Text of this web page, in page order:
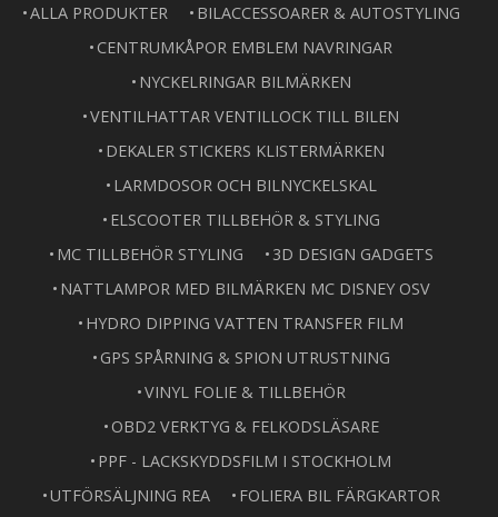
ALLA PRODUKTER
BILACCESSOARER & AUTOSTYLING
CENTRUMKÅPOR EMBLEM NAVRINGAR
NYCKELRINGAR BILMÄRKEN
VENTILHATTAR VENTILLOCK TILL BILEN
DEKALER STICKERS KLISTERMÄRKEN
LARMDOSOR OCH BILNYCKELSKAL
ELSCOOTER TILLBEHÖR & STYLING
MC TILLBEHÖR STYLING
3D DESIGN GADGETS
NATTLAMPOR MED BILMÄRKEN MC DISNEY OSV
HYDRO DIPPING VATTEN TRANSFER FILM
GPS SPÅRNING & SPION UTRUSTNING
VINYL FOLIE & TILLBEHÖR
OBD2 VERKTYG & FELKODSLÄSARE
PPF - LACKSKYDDSFILM I STOCKHOLM
UTFÖRSÄLJNING REA
FOLIERA BIL FÄRGKARTOR